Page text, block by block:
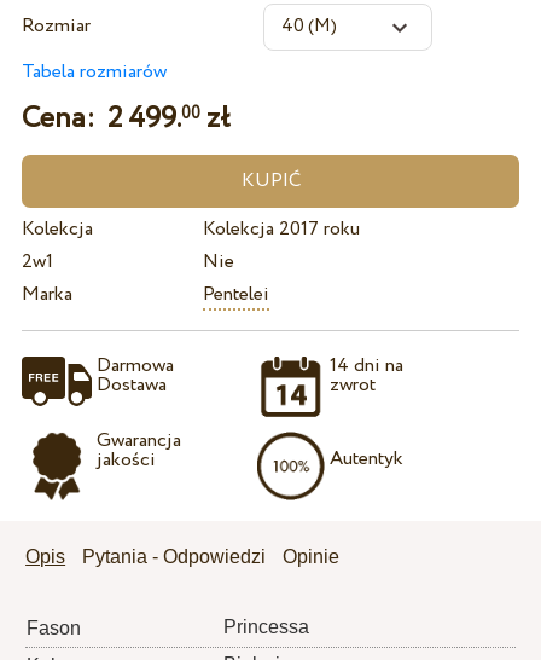
Rozmiar
Tabela rozmiarów
Cena: 2 499.00zł
Kolekcja
Kolekcja 2017 roku
2w1
Nie
Marka
Pentelei
Darmowa
Dostawa
Gwarancja
jakości
14 dni na
zwrot
Autentyk
Opis Pytania - Odpowiedzi Opinie
Fason
Princessa